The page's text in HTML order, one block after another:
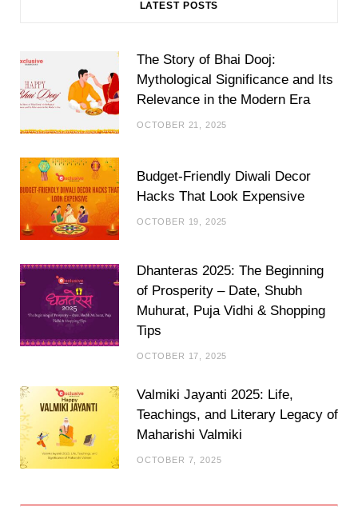
LATEST POSTS
The Story of Bhai Dooj:
Mythological Significance and Its
Relevance in the Modern Era
OCTOBER 21, 2025
Budget-Friendly Diwali Decor
Hacks That Look Expensive
OCTOBER 19, 2025
Dhanteras 2025: The Beginning
of Prosperity – Date, Shubh
Muhurat, Puja Vidhi & Shopping
Tips
OCTOBER 17, 2025
Valmiki Jayanti 2025: Life,
Teachings, and Literary Legacy of
Maharishi Valmiki
OCTOBER 7, 2025